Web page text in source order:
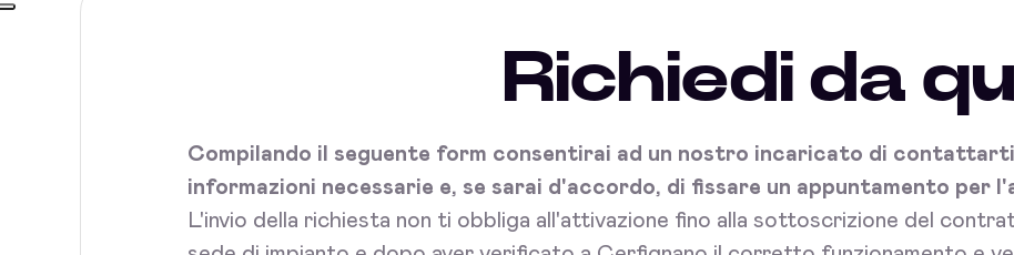
Richiedi da
Compilando il seguente form consentirai ad un nostro incaricato di
informazioni necessarie e, se sarai d'accordo, di fissare un appuntamento per
L'invio della richiesta non ti obbliga all'attivazione fino alla sottoscrizione del